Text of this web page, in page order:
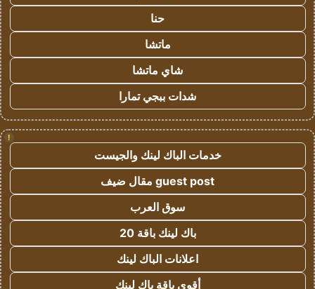
حنا
ماتشا
شاي ماتشا
شدات ببجي تمارا
!
خدمات الباك لينك والجيست
guest post مقال ضيف
سوق العرب
باك لينك باقة 20
اعلانات الباك لينك
أقوى باقة باك لينك